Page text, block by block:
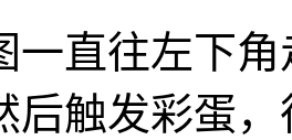
一直往左下
后触发彩蛋